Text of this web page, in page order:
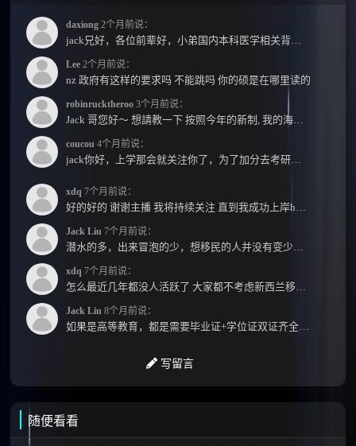
daxiong 2个月前说：
Lee 2个月前说：
nz 政府有这样的要求吗 不能跳吗 你的硕是在哪里读的
robinrucktheroo 3个月前说：
coucou 4个月前说：
xdq 7个月前说：
Jack Liu 7个月前说：
xdq 7个月前说：
Jack Liu 8个月前说：
写留言
随便看看